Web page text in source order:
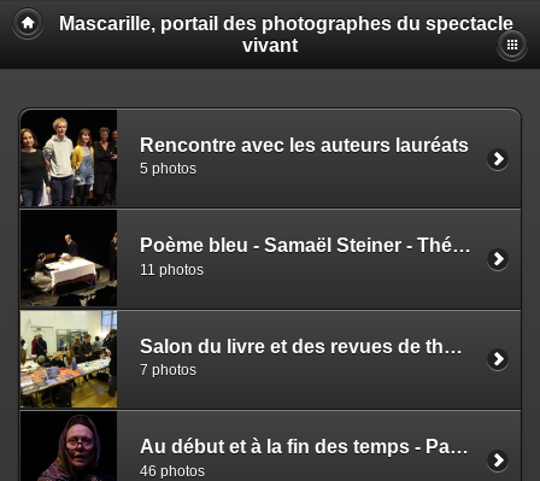
Mascarille, portail des photographes du spectacle
vivant
Rencontre avec les auteurs lauréats
5 photos
Poème bleu - Samaël Steiner - Théâtre du Verseau
11 photos
Salon du livre et des revues de théâtre
7 photos
Au début et à la fin des temps - Pavlo Arie - Caroline Boisson
46 photos